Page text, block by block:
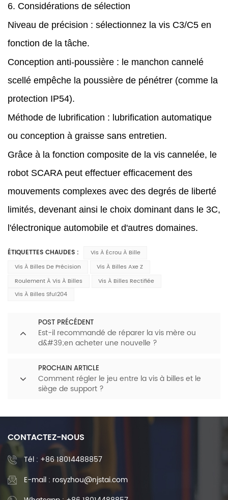
6. Considérations de sélection
Niveau de précision : sélectionnez la vis C3/C5 en
fonction de la tâche.
Conception anti-poussière : le manchon cannelé
scellé empêche la poussière de pénétrer (comme la
protection IP54).
Méthode de lubrification : lubrification automatique
ou conception à graisse sans entretien.
Grâce à la fonction composite de la vis cannelée, le
robot SCARA peut effectuer efficacement des
mouvements complexes avec des degrés de liberté
limités, devenant ainsi le choix dominant dans le 3C,
l'électronique automobile et d'autres domaines.
ÉTIQUETTES CHAUDES :
Vis À Écrou À Bille
Vis À Billes De Précision
Vis À Billes Axe Z
Roulement À Vis À Billes
Vis À Billes Rectifiée
Vis À Billes Sfu1204
POST PRÉCÉDENT
Est-il recommandé de réparer la vis mère ou
d&#39;en acheter une nouvelle ?
PROCHAIN ARTICLE
Comment régler le jeu entre la vis à billes et le
siège de support ?
CONTACTEZ-NOUS
Tél : +86 18014488857
E-mail : rosyzhou@njstai.com